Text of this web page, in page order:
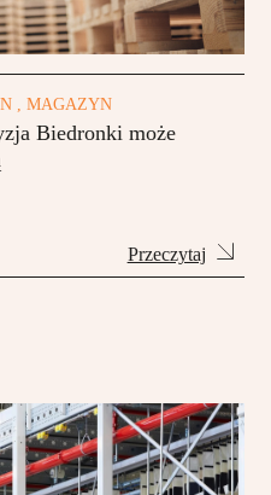
, MAGAZYN
Biedronki może
Przeczytaj